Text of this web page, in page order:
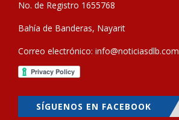
No. de Registro 1655768
Bahía de Banderas, Nayarit
Correo electrónico: info@noticiasdlb.com
SÍGUENOS EN FACEBOOK